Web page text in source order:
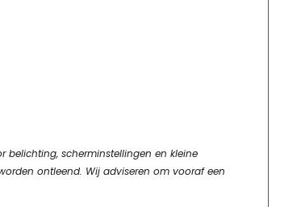
belichting, scherminstellingen en kleine
ontleend. Wij adviseren om vooraf een